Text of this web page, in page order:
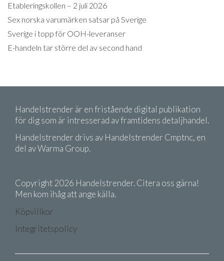
Etableringskollen – 2 juli 2026
Sex norska varumärken satsar på Sverige
Sverige i topp för OOH-leveranser
E-handeln tar större del av second hand
Handelstrender är en fristående digital publikation
för dig som är intresserad av framtidens detaljhandel.
Handelstrender drivs av Handelstrender Cmptnc, en
del av Warma Group.
Copyright 2026 Handelstrender. Citera oss gärna!
Men kom ihåg att ange källa.
Köpvillkor
Integritetspolicy